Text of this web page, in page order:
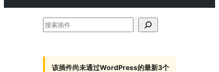
搜
该插件尚未通过WordPress的最新3个